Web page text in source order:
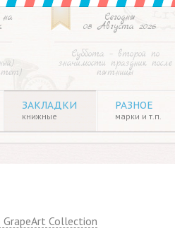
Сегодня
08 Августа 2026
Суббота – второй по
значимости праздник после
пятницы
ЗАКЛАДКИ
книжные
РАЗНОЕ
марки и т.п.
Collection